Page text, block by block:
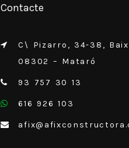
Contacte
C\ Pizarro, 34-38,
08302 – Mataró
93 757 30 13
616 926 103